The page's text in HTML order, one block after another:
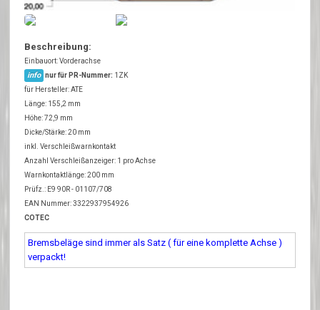
Beschreibung:
Einbauort: Vorderachse
info nur für PR-Nummer: 1ZK
für Hersteller: ATE
Länge: 155,2 mm
Höhe: 72,9 mm
Dicke/Stärke: 20 mm
inkl. Verschleißwarnkontakt
Anzahl Verschleißanzeiger: 1 pro Achse
Warnkontaktlänge: 200 mm
Prüfz.: E9 90R - 01107/708
EAN Nummer: 3322937954926
COTEC
Bremsbeläge sind immer als Satz ( für eine komplette Achse )
verpackt!